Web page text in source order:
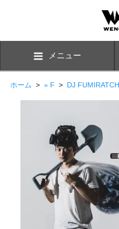
メニュー
ホーム > » F > DJ FUMIRATCH